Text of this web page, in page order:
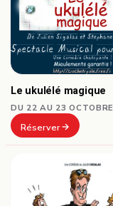
Le ukulélé magique
DU 22 AU 23 OCTOBRE
Réserver